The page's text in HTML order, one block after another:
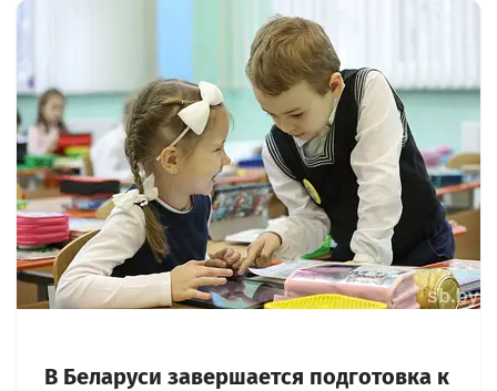
В Беларуси завершается подготовка к